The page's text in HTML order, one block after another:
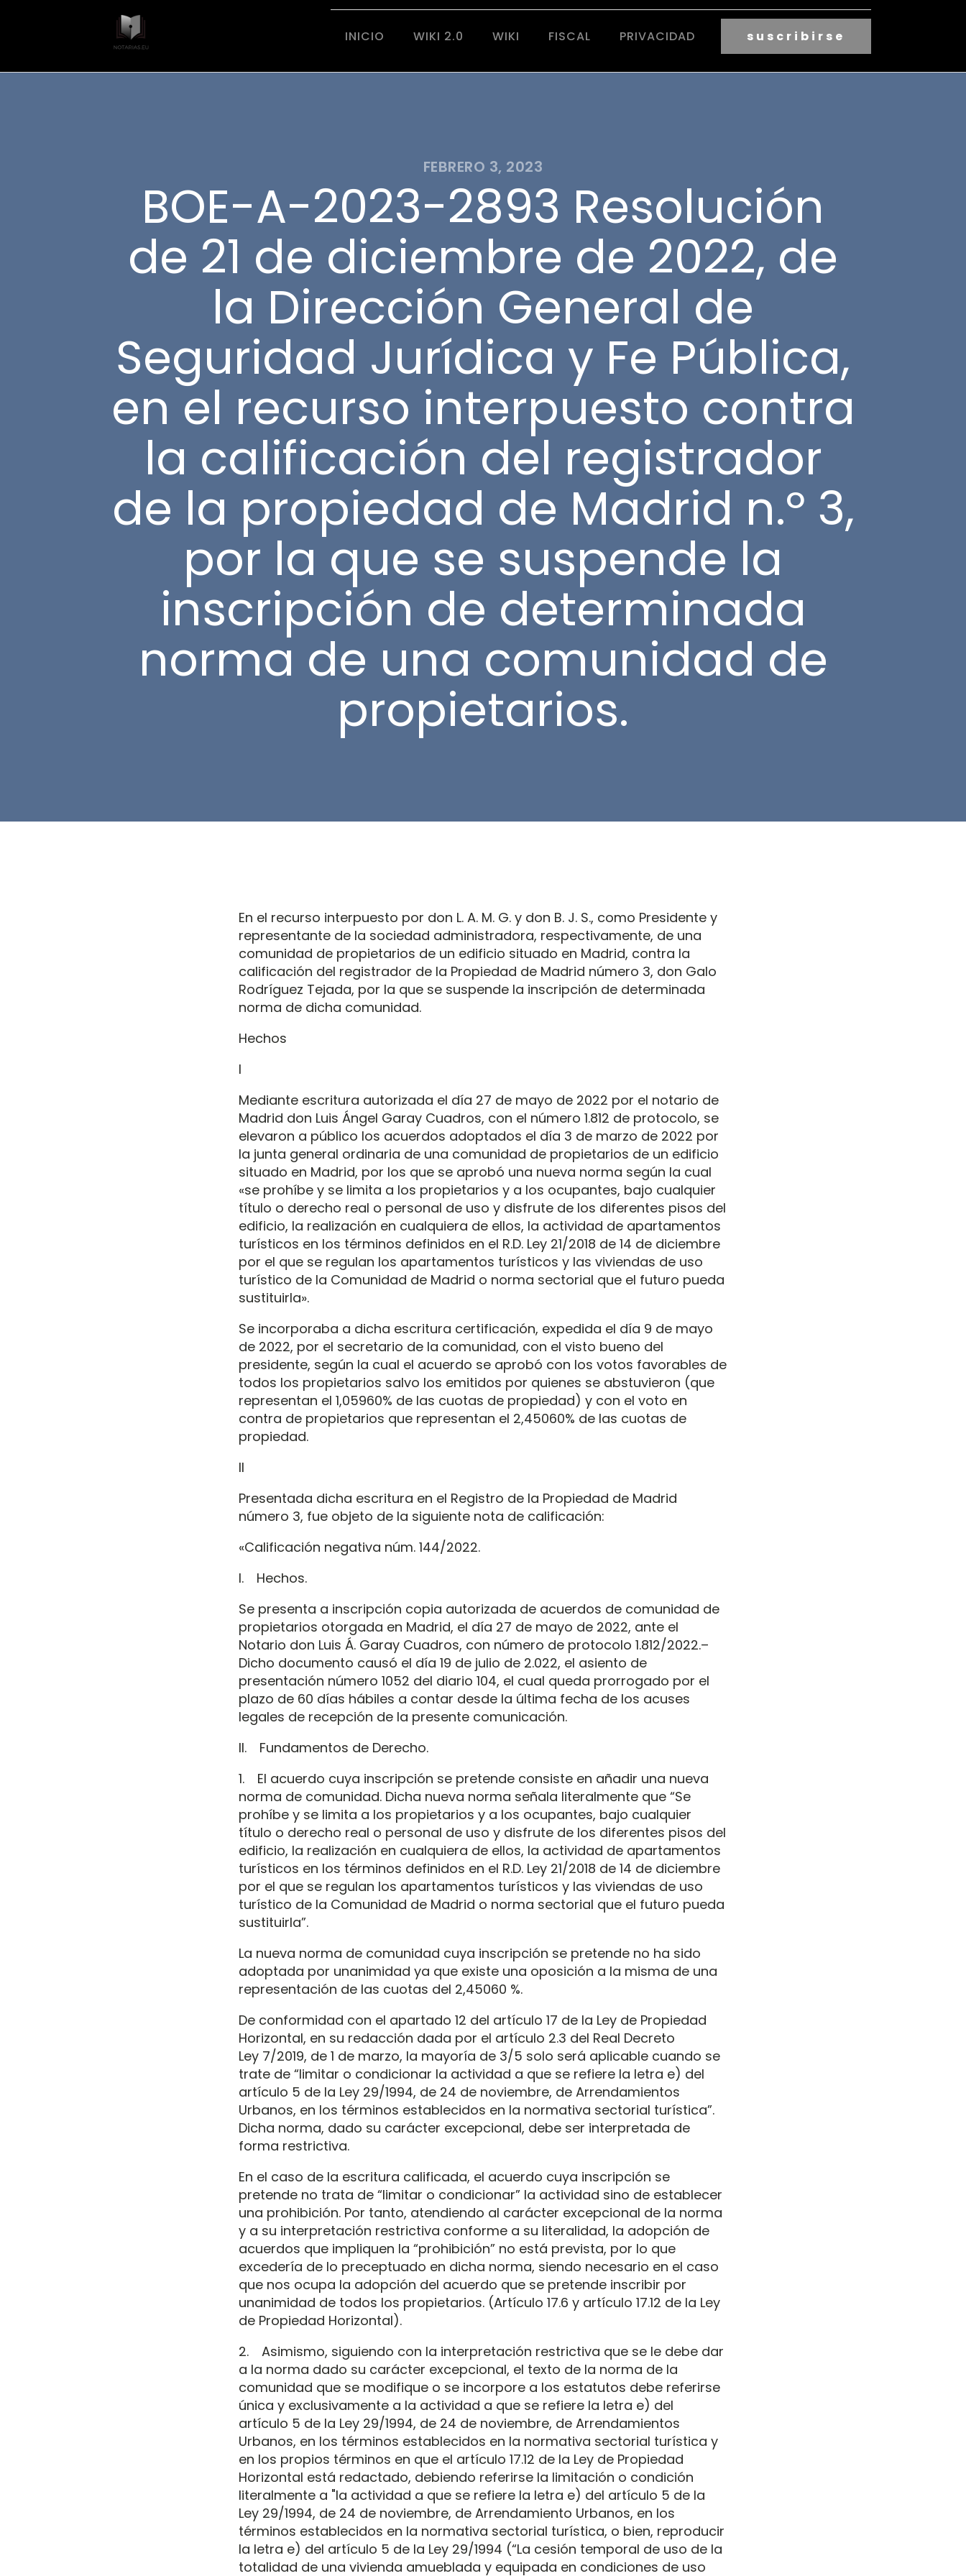
INICIO WIKI 2.0 WIKI FISCAL PRIVACIDAD suscribirse
FEBRERO 3, 2023
BOE-A-2023-2893 Resolución
de 21 de diciembre de 2022, de
la Dirección General de
Seguridad Jurídica y Fe Pública,
en el recurso interpuesto contra
la calificación del registrador
de la propiedad de Madrid n.º 3,
por la que se suspende la
inscripción de determinada
norma de una comunidad de
propietarios.
En el recurso interpuesto por don L. A. M. G. y don B. J. S., como Presidente y
representante de la sociedad administradora, respectivamente, de una
comunidad de propietarios de un edificio situado en Madrid, contra la
calificación del registrador de la Propiedad de Madrid número 3, don Galo
Rodríguez Tejada, por la que se suspende la inscripción de determinada
norma de dicha comunidad.
Hechos
I
Mediante escritura autorizada el día 27 de mayo de 2022 por el notario de
Madrid don Luis Ángel Garay Cuadros, con el número 1.812 de protocolo, se
elevaron a público los acuerdos adoptados el día 3 de marzo de 2022 por
la junta general ordinaria de una comunidad de propietarios de un edificio
situado en Madrid, por los que se aprobó una nueva norma según la cual
«se prohíbe y se limita a los propietarios y a los ocupantes, bajo cualquier
título o derecho real o personal de uso y disfrute de los diferentes pisos del
edificio, la realización en cualquiera de ellos, la actividad de apartamentos
turísticos en los términos definidos en el R.D. Ley 21/2018 de 14 de diciembre
por el que se regulan los apartamentos turísticos y las viviendas de uso
turístico de la Comunidad de Madrid o norma sectorial que el futuro pueda
sustituirla».
Se incorporaba a dicha escritura certificación, expedida el día 9 de mayo
de 2022, por el secretario de la comunidad, con el visto bueno del
presidente, según la cual el acuerdo se aprobó con los votos favorables de
todos los propietarios salvo los emitidos por quienes se abstuvieron (que
representan el 1,05960% de las cuotas de propiedad) y con el voto en
contra de propietarios que representan el 2,45060% de las cuotas de
propiedad.
II
Presentada dicha escritura en el Registro de la Propiedad de Madrid
número 3, fue objeto de la siguiente nota de calificación:
«Calificación negativa núm. 144/2022.
I. Hechos.
Se presenta a inscripción copia autorizada de acuerdos de comunidad de
propietarios otorgada en Madrid, el día 27 de mayo de 2022, ante el
Notario don Luis Á. Garay Cuadros, con número de protocolo 1.812/2022.–
Dicho documento causó el día 19 de julio de 2.022, el asiento de
presentación número 1052 del diario 104, el cual queda prorrogado por el
plazo de 60 días hábiles a contar desde la última fecha de los acuses
legales de recepción de la presente comunicación.
II. Fundamentos de Derecho.
1. El acuerdo cuya inscripción se pretende consiste en añadir una nueva
norma de comunidad. Dicha nueva norma señala literalmente que “Se
prohíbe y se limita a los propietarios y a los ocupantes, bajo cualquier
título o derecho real o personal de uso y disfrute de los diferentes pisos del
edificio, la realización en cualquiera de ellos, la actividad de apartamentos
turísticos en los términos definidos en el R.D. Ley 21/2018 de 14 de diciembre
por el que se regulan los apartamentos turísticos y las viviendas de uso
turístico de la Comunidad de Madrid o norma sectorial que el futuro pueda
sustituirla”.
La nueva norma de comunidad cuya inscripción se pretende no ha sido
adoptada por unanimidad ya que existe una oposición a la misma de una
representación de las cuotas del 2,45060 %.
De conformidad con el apartado 12 del artículo 17 de la Ley de Propiedad
Horizontal, en su redacción dada por el artículo 2.3 del Real Decreto
Ley 7/2019, de 1 de marzo, la mayoría de 3/5 solo será aplicable cuando se
trate de “limitar o condicionar la actividad a que se refiere la letra e) del
artículo 5 de la Ley 29/1994, de 24 de noviembre, de Arrendamientos
Urbanos, en los términos establecidos en la normativa sectorial turística”.
Dicha norma, dado su carácter excepcional, debe ser interpretada de
forma restrictiva.
En el caso de la escritura calificada, el acuerdo cuya inscripción se
pretende no trata de “limitar o condicionar” la actividad sino de establecer
una prohibición. Por tanto, atendiendo al carácter excepcional de la norma
y a su interpretación restrictiva conforme a su literalidad, la adopción de
acuerdos que impliquen la “prohibición” no está prevista, por lo que
excedería de lo preceptuado en dicha norma, siendo necesario en el caso
que nos ocupa la adopción del acuerdo que se pretende inscribir por
unanimidad de todos los propietarios. (Artículo 17.6 y artículo 17.12 de la Ley
de Propiedad Horizontal).
2. Asimismo, siguiendo con la interpretación restrictiva que se le debe dar
a la norma dado su carácter excepcional, el texto de la norma de la
comunidad que se modifique o se incorpore a los estatutos debe referirse
única y exclusivamente a la actividad a que se refiere la letra e) del
artículo 5 de la Ley 29/1994, de 24 de noviembre, de Arrendamientos
Urbanos, en los términos establecidos en la normativa sectorial turística y
en los propios términos en que el artículo 17.12 de la Ley de Propiedad
Horizontal está redactado, debiendo referirse la limitación o condición
literalmente a "la actividad a que se refiere la letra e) del artículo 5 de la
Ley 29/1994, de 24 de noviembre, de Arrendamiento Urbanos, en los
términos establecidos en la normativa sectorial turística, o bien, reproducir
la letra e) del artículo 5 de la Ley 29/1994 (“La cesión temporal de uso de la
totalidad de una vivienda amueblada y equipada en condiciones de uso